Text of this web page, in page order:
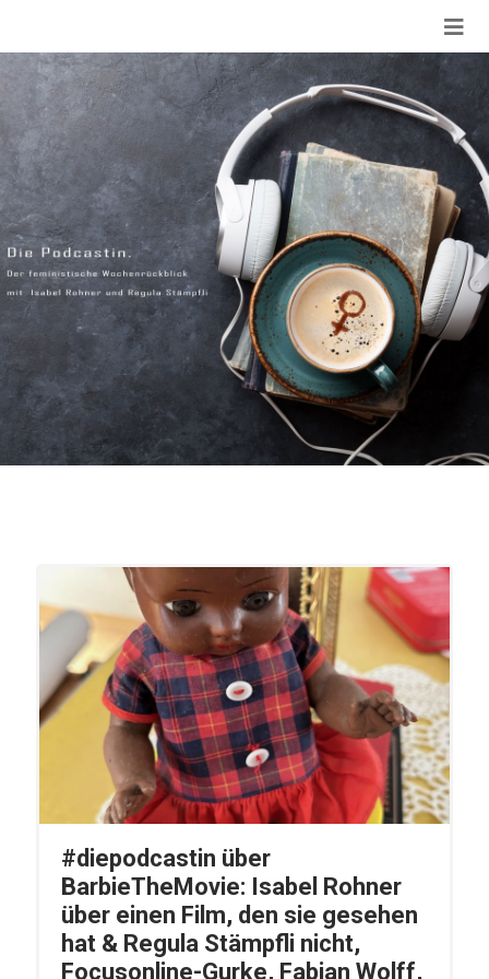
#diepodcastin über
BarbieTheMovie: Isabel Rohner
über einen Film, den sie gesehen
hat & Regula Stämpfli nicht,
Focusonline-Gurke, Fabian Wolff,